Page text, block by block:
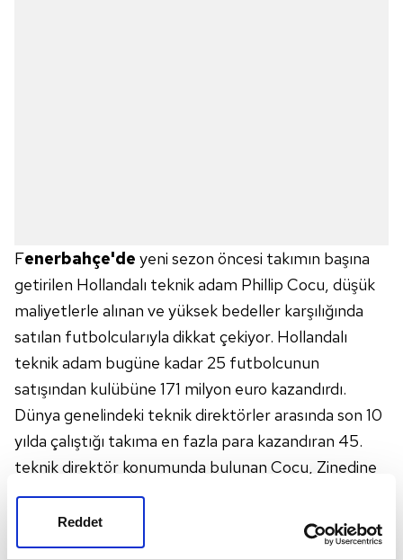
Reddet
Fenerbahçe'de yeni sezon öncesi takımın başına
getirilen Hollandalı teknik adam Phillip Cocu, düşük
maliyetlerle alınan ve yüksek bedeller karşılığında
satılan futbolcularıyla dikkat çekiyor. Hollandalı
teknik adam bugüne kadar 25 futbolcunun
satışından kulübüne 171 milyon euro kazandırdı.
Dünya genelindeki teknik direktörler arasında son 10
yılda çalıştığı takıma en fazla para kazandıran 45.
teknik direktör konumunda bulunan Cocu, Zinedine
Zidane, Sir Alex Ferguson ve Lucien Favre gibi birçok
önemli teknik adamı geride bıraktı. Son
transferlerde genç oyunculara yönelen Fenerbahçe,